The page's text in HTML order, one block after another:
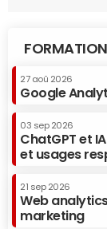
27 aoû 2026
Google
03 sep 2026
ChatGPT et
et usages
21 sep 2026
Web
marketing